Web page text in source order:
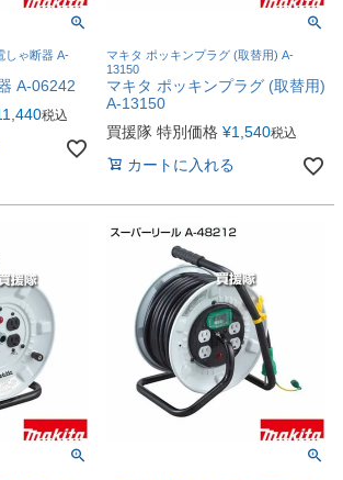
しゃ断器 A-
A-06242
税込
マキタ ポッキンプラグ (取替用) A-
13150
マキタ ポッキンプラグ (取替用)
A-13150
買援隊 特別価格 ¥1,540税込
カートに入れる